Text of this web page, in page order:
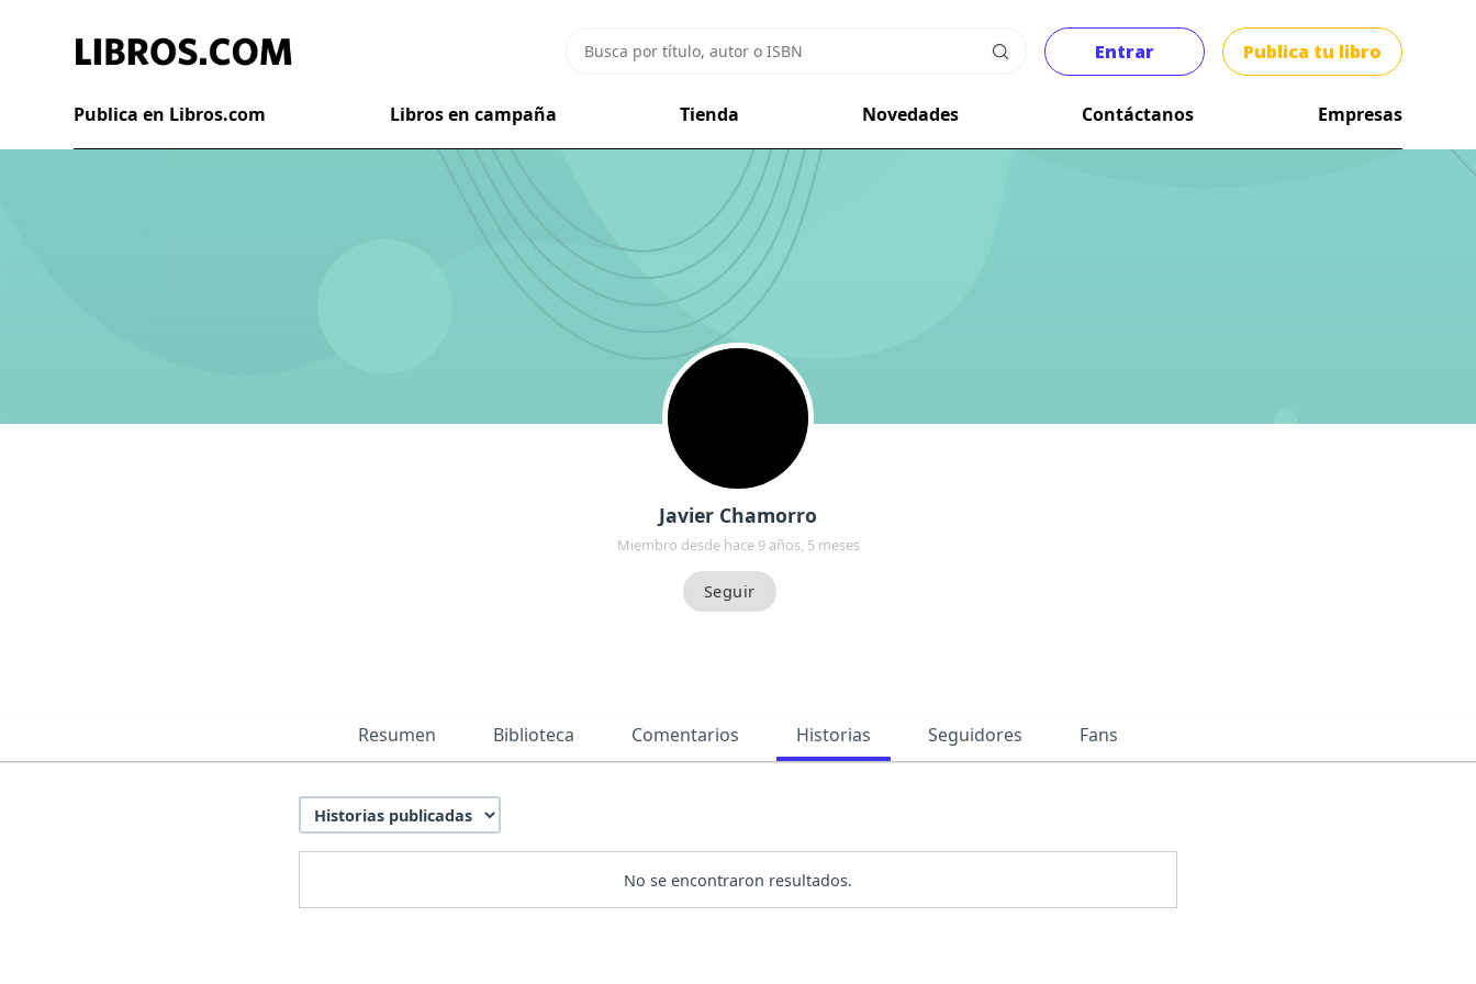
Entrar Publica tu libro
Publica en Libros.com Libros en campaña Tienda Novedades Contáctanos Empresas
Javier Chamorro
Miembro desde hace 9 años, 5 meses
Resumen Biblioteca Comentarios Historias Seguidores Fans
No se encontraron resultados.